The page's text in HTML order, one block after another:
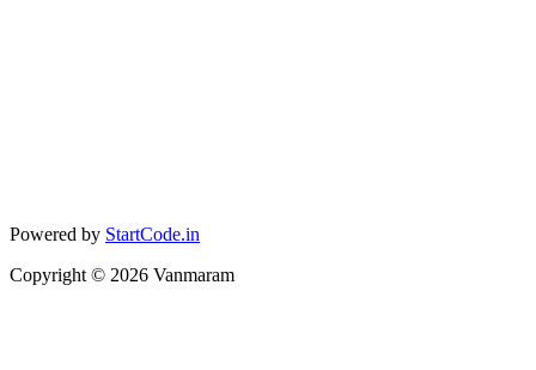
Powered by StartCode.in
Copyright © 2026 Vanmaram